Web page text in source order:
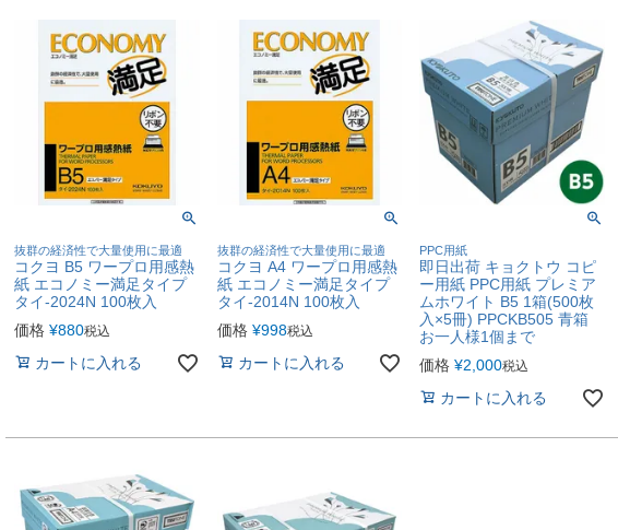
抜群の経済性で大量使用に最適
コクヨ B5 ワープロ用感熱
紙 エコノミー満足タイプ
タイ-2024N 100枚入
価格 ¥880税込
カートに入れる
抜群の経済性で大量使用に最適
コクヨ A4 ワープロ用感熱
紙 エコノミー満足タイプ
タイ-2014N 100枚入
価格 ¥998税込
カートに入れる
PPC用紙
即日出荷 キョクトウ コピ
ー用紙 PPC用紙 プレミア
ムホワイト B5 1箱(500枚
入×5冊) PPCKB505 青箱
お一人様1個まで
価格 ¥2,000税込
カートに入れる